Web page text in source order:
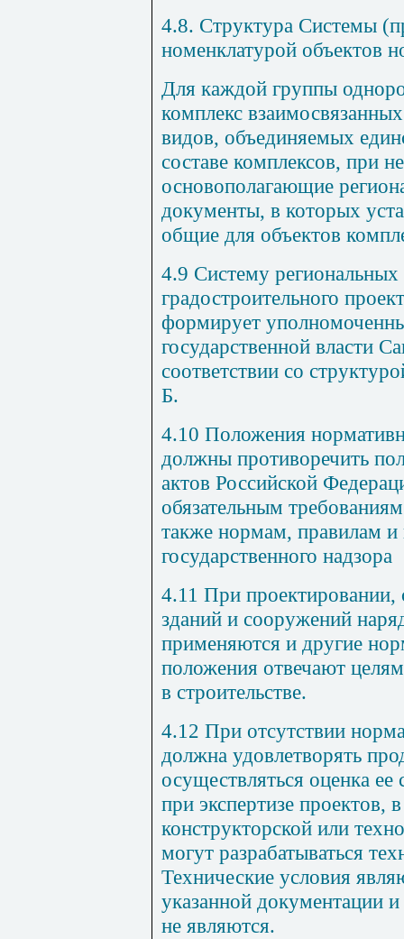
4.8. Структура Системы
номенклатурой объектов
Для каждой группы
комплекс
видов, объединяемых
составе комплексов, при
основополагающие
документы, в которых
общие для объектов
4.9 Систему
градостроительного
формирует
государственной власти
соответствии со
Б.
4.10 Положения
должны противоречить
актов Российской
обязательным
также нормам, правилам и
государственного надзора
4.11 При проектировании,
зданий и сооружений
применяются и другие
положения отвечают
в строительстве.
4.12 При отсутствии
должна удовлетворять
осуществляться оценка ее
при экспертизе проектов,
конструкторской или
могут разрабатываться
Технические условия
указанной документации
не являются.